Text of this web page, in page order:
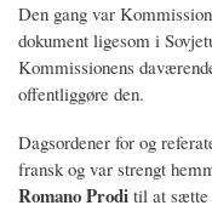
Den gang var
dokument ligesom i
Kommissionens
offentliggøre den.
Dagsordener for og
fransk og var strengt
Romano Prodi til at sætte